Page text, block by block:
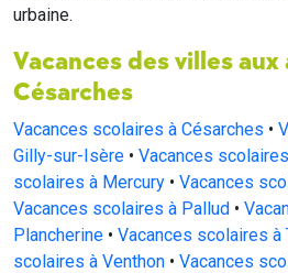
urbaine.
Vacances des villes
Césarches
Vacances scolaires à Césarches •
Gilly-sur-Isère • Vacances
scolaires à Mercury • Vacances
Vacances scolaires à Pallud •
Plancherine • Vacances scolaires à
scolaires à Venthon • Vacances